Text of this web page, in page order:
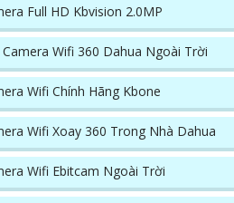
Full HD Kbvision 2.0MP
Camera Wifi 360 Dahua Ngoài Trời
Wifi Chính Hãng Kbone
Wifi Xoay 360 Trong Nhà Dahua
Wifi Ebitcam Ngoài Trời